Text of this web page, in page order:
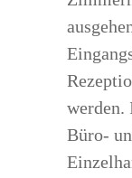
Büro-